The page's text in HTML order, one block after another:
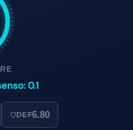
0.1
DEF6.80